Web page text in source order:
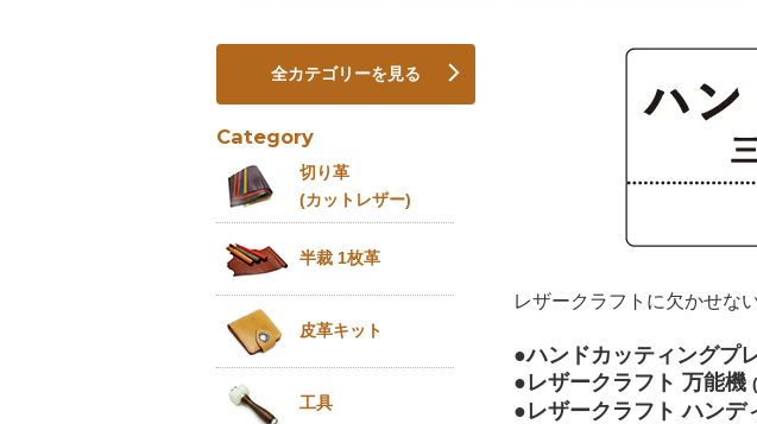
レザークラフトに欠かせな
●ハンドカッティングプ
●レザークラフト 万能機
●レザークラフト ハンデ
全カテゴリーを見る
Category
切り革
(カットレザー)
半裁 1枚革
皮革キット
工具